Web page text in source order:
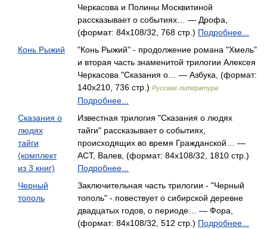
Черкасова и Полины Москвитиной
рассказывает о событиях… — Дрофа,
(формат: 84x108/32, 768 стр.) Подробнее...
Конь Рыжий
"Конь Рыжий" - продолжение романа "Хмель"
и вторая часть знаменитой трилогии Алексея
Черкасова "Сказания о… — Азбука, (формат:
140x210, 736 стр.) Русская литература.
Подробнее...
Сказания о
людях
тайги
(комплект
из 3 книг)
Известная трилогия "Сказания о людях
тайги" рассказывает о событиях,
происходящих во время Гражданской… —
АСТ, Валев, (формат: 84x108/32, 1810 стр.)
Подробнее...
Черный
тополь
Заключительная часть трилогии - "Черный
тополь" - повествует о сибирской деревне
двадцатых годов, о периоде… — Фора,
(формат: 84x108/32, 512 стр.) Подробнее...